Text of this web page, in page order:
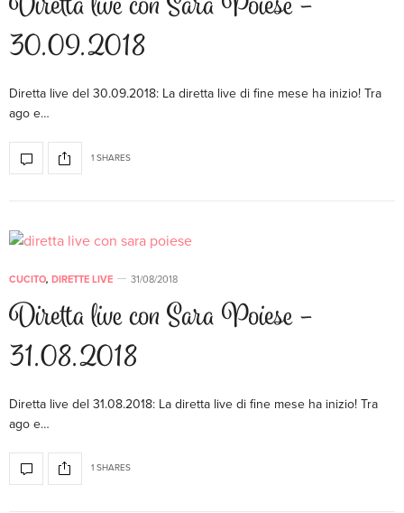
30.09.2018
Diretta live del 30.09.2018: La diretta live di fine mese ha inizio! Tra
ago e…
1 SHARES
CUCITO, DIRETTE LIVE 31/08/2018
Diretta live con Sara Poiese –
31.08.2018
Diretta live del 31.08.2018: La diretta live di fine mese ha inizio! Tra
ago e…
1 SHARES